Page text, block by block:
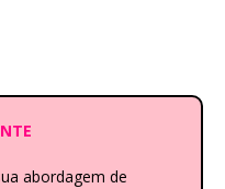
abordagem de